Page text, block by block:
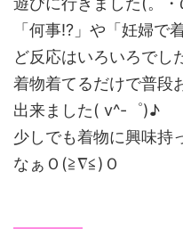
「何事!?」や「妊婦で
ど反応はいろいろでし
着物着てるだけで普段
出来ました( v^-゜)♪
少しでも着物に興味持
なぁＯ(≧∇≦)Ｏ